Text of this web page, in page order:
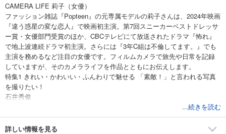
CAMERA LIFE 莉子（女優）
ファッション雑誌『Popteen』の元専属モデルの莉子さんは、2024年映画
『違う惑星の変な恋人』で映画初主演。第7回スニーカーベストドレッサ
ー賞・女優部門受賞のほか、CBCテレビにて放送されたドラマ『怖れ』
で地上波連続ドラマ初主演。さらには『3年C組は不倫してます。』でも
主演を務めるなど注目の女優です。フィルムカメラで旅先や日常を記録
していますが、そのカメラライフを作品とともにお伝えします。
特集1 きれい・かわいい・ふんわりで魅せる 「素敵！」と言われる写真
を撮りたい！
石井秀俊
「映え写真」などの言葉が、日常的に使われるようになりましたが、や
っぱり撮った写真が「素敵！」と言われるのは嬉しいものです。でも、
いいなと思って撮った写真がどこか平凡に感じられたりして思い通りに
...続きを読む
詳しい情報を見る